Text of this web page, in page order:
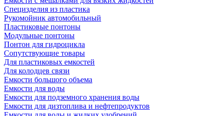
Специзделия из пластика
Рукомойник автомобильный
Пластиковые понтоны
Модульные понтоны
Понтон для гидроцикла
Сопутствующие товары
Для пластиковых емкостей
Для колодцев связи
Емкости большого объема
Емкости для воды
Емкости для подземного хранения воды
Емкости для дизтоплива и нефтепродуктов